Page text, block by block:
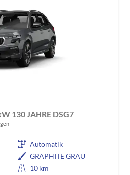
130 JAHRE DSG7
Automatik
GRAPHITE GRAU
10 km